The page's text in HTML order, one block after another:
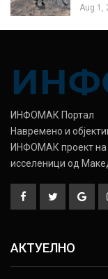
Aug 1,
ИНФОМАК Портал
Навремено и
ИНФОМАК проект на
исселеници од
АКТУЕЛНО